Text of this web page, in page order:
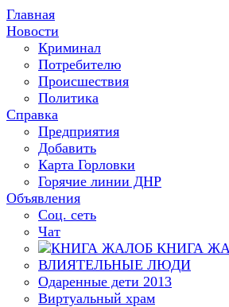
Главная
Новости
Криминал
Потребителю
Происшествия
Политика
Справка
Предприятия
Добавить
Карта Горловки
Горячие линии ДНР
Объявления
Соц. сеть
Чат
КНИГА
ВЛИЯТЕЛЬНЫЕ ЛЮДИ
Одаренные дети 2013
Виртуальный храм